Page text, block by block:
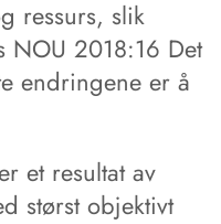
ressurs, slik
NOU 2018:16 Det
endringene er å
et resultat av
størst objektivt